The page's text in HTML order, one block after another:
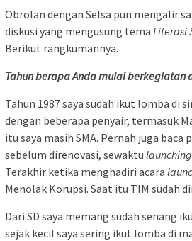
Obrolan dengan Selsa pun mengalir
diskusi yang mengusung tema Literasi
Berikut rangkumannya.
Tahun berapa Anda mulai berkegiatan
Tahun 1987 saya sudah ikut lomba di
dengan beberapa penyair, termasuk
itu saya masih SMA. Pernah juga baca
sebelum direnovasi, sewaktu launching
Terakhir ketika menghadiri acara
Menolak Korupsi. Saat itu TIM sudah
Dari SD saya memang sudah senang
sejak kecil saya sering ikut lomba di